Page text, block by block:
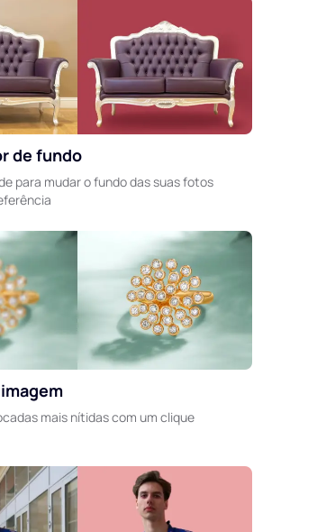
de fundo
para mudar o fundo das suas fotos
mais nítidas com um clique